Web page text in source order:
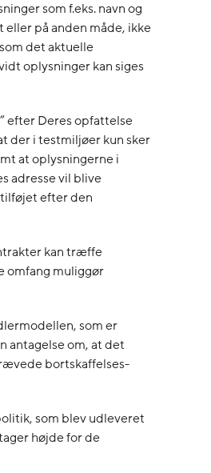
som f.eks. navn og
på anden måde, ikke
det aktuelle
oplysninger kan siges
efter Deres opfattelse
der i testmiljøer kun sker
at oplysningerne i
adresse vil blive
tilføjet efter den
kan træffe
omfang muliggør
som er
antagelse om, at det
bortskaffelses-
som blev udleveret
højde for de